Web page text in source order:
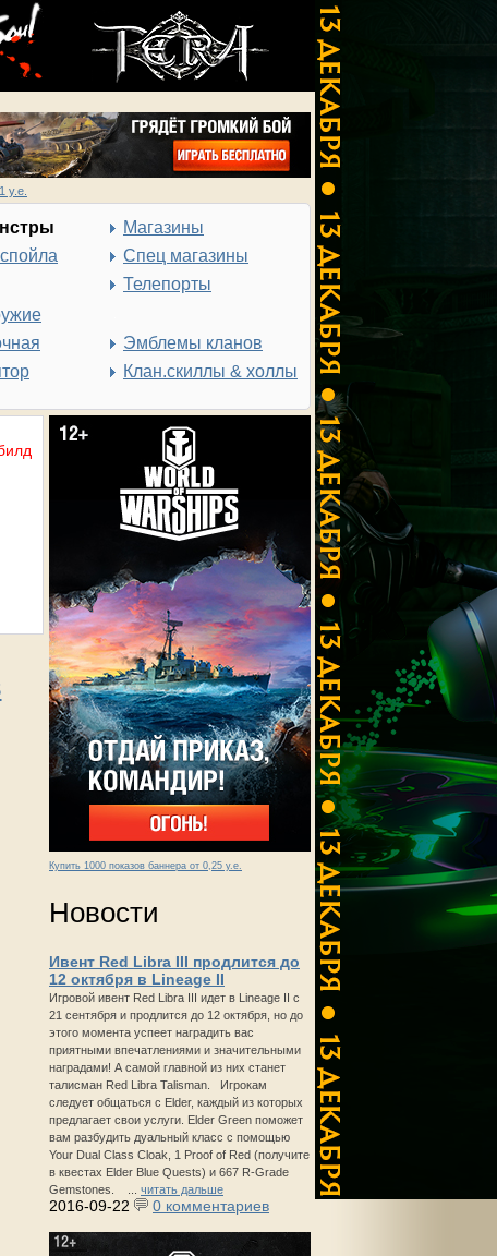
у.е.
Магазины
Спец магазины
Телепорты
Эмблемы кланов
Клан.скиллы & холлы
Купить 1000 показов баннера от 0,25 у.е.
Новости
Ивент Red Libra III продлится до
12 октября в Lineage II
Игровой ивент Red Libra III идет в Lineage II с
21 сентября и продлится до 12 октября, но до
этого момента успеет наградить вас
приятными впечатлениями и значительными
наградами! А самой главной из них станет
талисман Red Libra Talisman. Игрокам
следует общаться с Elder, каждый из которых
предлагает свои услуги. Elder Green поможет
вам разбудить дуальный класс с помощью
Your Dual Class Cloak, 1 Proof of Red (получите
в квестах Elder Blue Quests) и 667 R-Grade
Gemstones. ... читать дальше
2016-09-22 0 комментариев